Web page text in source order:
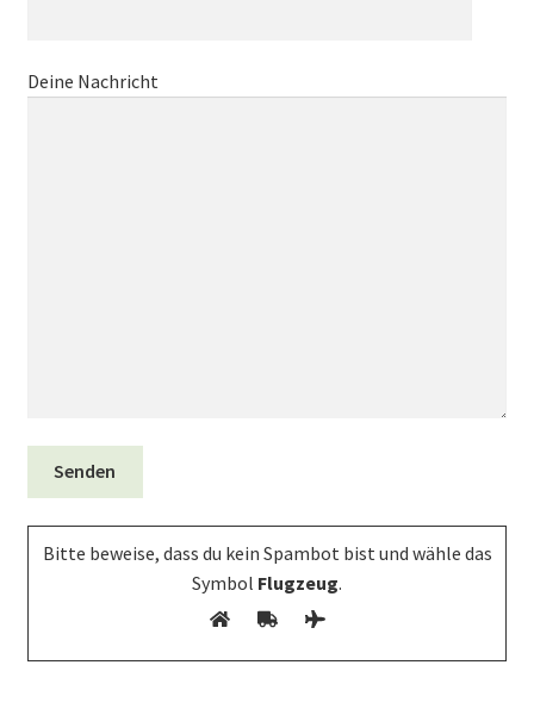
Deine Nachricht
Bitte beweise, dass du kein Spambot bist und wähle das
Symbol Flugzeug.